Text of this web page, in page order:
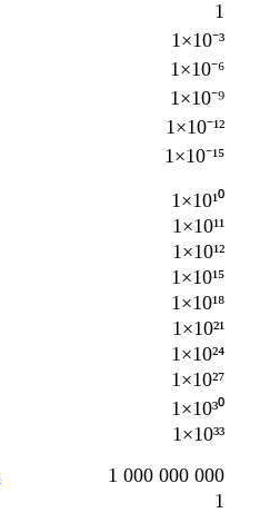
1
1×10⁻³
1×10⁻⁶
1×10⁻⁹
1×10⁻¹²
1×10⁻¹⁵
1×10¹⁰
1×10¹¹
1×10¹²
1×10¹⁵
1×10¹⁸
1×10²¹
1×10²⁴
1×10²⁷
1×10³⁰
1×10³³
1 000 000 000
1